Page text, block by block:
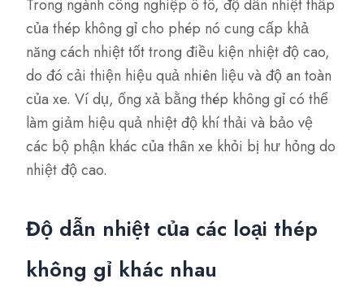
Trong ngành công nghiệp ô tô, độ dẫn nhiệt thấp
của thép không gỉ cho phép nó cung cấp khả
năng cách nhiệt tốt trong điều kiện nhiệt độ cao,
do đó cải thiện hiệu quả nhiên liệu và độ an toàn
của xe. Ví dụ, ống xả bằng thép không gỉ có thể
làm giảm hiệu quả nhiệt độ khí thải và bảo vệ
các bộ phận khác của thân xe khỏi bị hư hỏng do
nhiệt độ cao.
Độ dẫn nhiệt của các loại thép
không gỉ khác nhau